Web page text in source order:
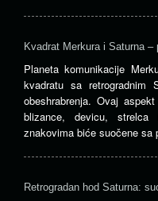
Kvadrat Merkura i Saturna –
Planeta komunikacije
kvadratu sa retrogradnim
obeshrabrenja. Ovaj
blizance, devicu,
znakovima biće suočene sa
Retrogradan hod Saturna: